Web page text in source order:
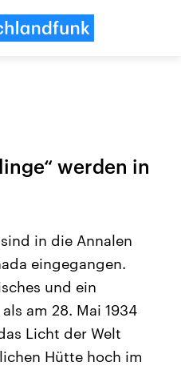
aus
Aktuelle Beiträge,
Hintergründe
Wirtschaftlich und
gehören die Vereinigten
den mächtigsten Ländern
mit großem Einfluss auf
werden in
in die Annalen
eingegangen.
und ein
am 28. Mai 1934
Licht der Welt
Hütte hoch im